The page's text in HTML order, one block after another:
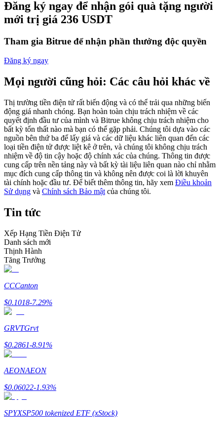
Tham gia cùng các nhà giao dịch hàng đầu
Trở thành Nhà giao dịch Sao chép
Tận hưởng chia sẻ lợi nhuận và hoa hồng giao dịch sao chép
Thông tin
Phân tích dữ liệu lớn bao gồm thông tin giao dịch, v.v.
Đăng ký ngay để nhận gói quà tặng người
mới trị giá 236 USDT
Tham gia Bitrue để nhận phần thưởng độc quyền
Đăng ký ngay
Mọi người cũng hỏi: Các câu hỏi khác về
Thị trường tiền điện tử rất biến động và có thể trải qua những biến
động giá nhanh chóng. Bạn hoàn toàn chịu trách nhiệm về các
quyết định đầu tư của mình và Bitrue không chịu trách nhiệm cho
bất kỳ tổn thất nào mà bạn có thể gặp phải. Chúng tôi dựa vào các
nguồn bên thứ ba để lấy giá và các dữ liệu khác liên quan đến các
loại tiền điện tử được liệt kê ở trên, và chúng tôi không chịu trách
nhiệm về độ tin cậy hoặc độ chính xác của chúng. Thông tin được
cung cấp trên nền tảng này và bất kỳ tài liệu liên quan nào chỉ nhằm
mục đích cung cấp thông tin và không nên được coi là lời khuyên
tài chính hoặc đầu tư. Để biết thêm thông tin, hãy xem Điều khoản
Sử dụng và Chính sách Bảo mật của chúng tôi.
Tin tức
Xếp Hạng Tiền Điện Tử
Danh sách mới
Thịnh Hành
Tăng Trưởng
CCCanton
$0.1018-7.29%
GRVTGrvt
$0.2861-8.91%
AEONAEON
$0.06022-1.93%
SPYXSP500 tokenized ETF (xStock)